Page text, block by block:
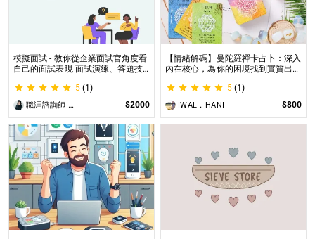
模擬面試 - 教你從企業面試官角度看
自己的面試表現 面試演練、答題技
5 (1)
職涯諮詢師 阿紫 $2000
【情緒解碼】曼陀羅禪卡占卜：深入
內在核心，為你的困境找到實質出口
情緒解析，打破人生卡關循環
5 (1)
IWAL．HANI $800